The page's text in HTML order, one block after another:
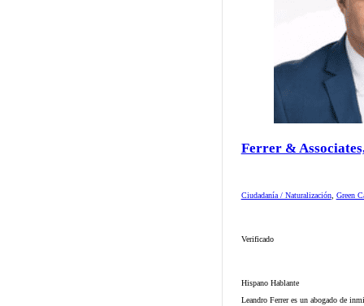
Ferrer &
Ciudadanía / Naturalización, Green
Verificado
Hispano Hablante
Leandro Ferrer es un abogado de